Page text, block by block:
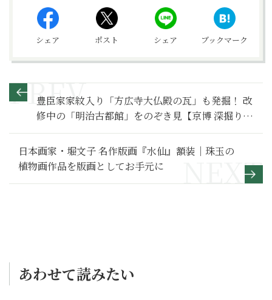
シェア ポスト シェア ブックマーク
豊臣家家紋入り「方広寺大仏殿の瓦」も発掘！ 改
修中の「明治古都館」をのぞき見【京博 深掘りさ
んぽ】２
日本画家・堀文子 名作版画『水仙』額装｜珠玉の
植物画作品を版画としてお手元に
あわせて読みたい